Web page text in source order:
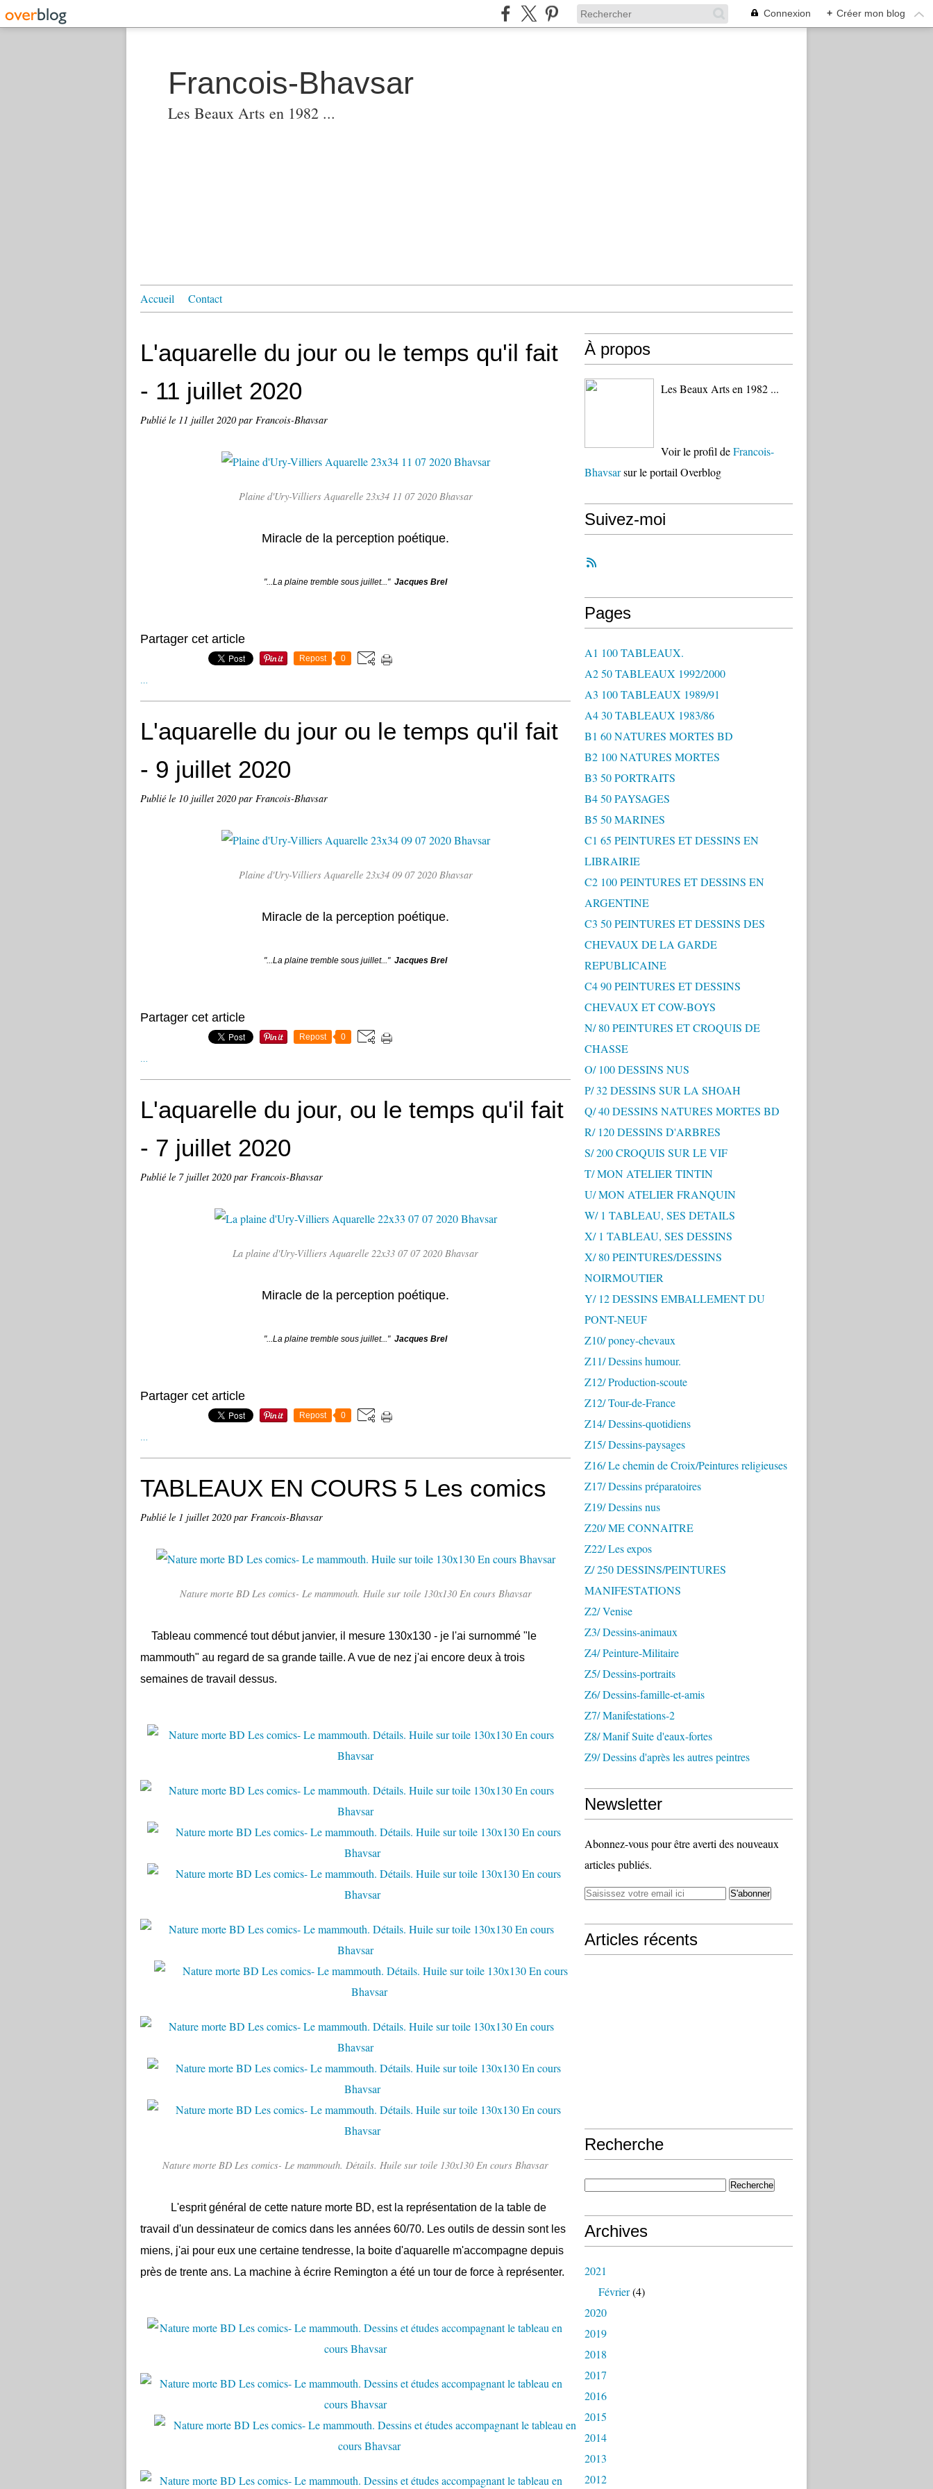
Connexion + Créer mon blog
Francois-Bhavsar
Les Beaux Arts en 1982 ...
Accueil Contact
L'aquarelle du jour ou le temps qu'il fait
- 11 juillet 2020
Publié le 11 juillet 2020par Francois-Bhavsar
Plaine d'Ury-Villiers Aquarelle 23x34 11 07 2020 Bhavsar
Miracle de la perception poétique.
"...La plaine tremble sous juillet..." Jacques Brel
Partager cet article
Repost 0
…
L'aquarelle du jour ou le temps qu'il fait
- 9 juillet 2020
Publié le 10 juillet 2020par Francois-Bhavsar
Plaine d'Ury-Villiers Aquarelle 23x34 09 07 2020 Bhavsar
Miracle de la perception poétique.
"...La plaine tremble sous juillet..." Jacques Brel
Partager cet article
Repost 0
…
L'aquarelle du jour, ou le temps qu'il fait
- 7 juillet 2020
Publié le 7 juillet 2020par Francois-Bhavsar
La plaine d'Ury-Villiers Aquarelle 22x33 07 07 2020 Bhavsar
Miracle de la perception poétique.
"...La plaine tremble sous juillet..." Jacques Brel
Partager cet article
Repost 0
…
TABLEAUX EN COURS 5 Les comics
Publié le 1 juillet 2020par Francois-Bhavsar
Nature morte BD Les comics- Le mammouth. Huile sur toile 130x130 En cours Bhavsar
Tableau commencé tout début janvier, il mesure 130x130 - je l'ai surnommé "le
mammouth" au regard de sa grande taille. A vue de nez j'ai encore deux à trois
semaines de travail dessus.
Nature morte BD Les comics- Le mammouth. Détails. Huile sur toile 130x130 En cours Bhavsar
L'esprit général de cette nature morte BD, est la représentation de la table de
travail d'un dessinateur de comics dans les années 60/70. Les outils de dessin sont les
miens, j'ai pour eux une certaine tendresse, la boite d'aquarelle m'accompagne depuis
près de trente ans. La machine à écrire Remington a été un tour de force à représenter.
À propos
Les Beaux Arts en 1982 ...
Voir le profil deFrancois-
Bhavsarsur le portail Overblog
Suivez-moi
Pages
A1 100 TABLEAUX.
A2 50 TABLEAUX 1992/2000
A3 100 TABLEAUX 1989/91
A4 30 TABLEAUX 1983/86
B1 60 NATURES MORTES BD
B2 100 NATURES MORTES
B3 50 PORTRAITS
B4 50 PAYSAGES
B5 50 MARINES
C1 65 PEINTURES ET DESSINS EN
LIBRAIRIE
C2 100 PEINTURES ET DESSINS EN
ARGENTINE
C3 50 PEINTURES ET DESSINS DES
CHEVAUX DE LA GARDE
REPUBLICAINE
C4 90 PEINTURES ET DESSINS
CHEVAUX ET COW-BOYS
N/ 80 PEINTURES ET CROQUIS DE
CHASSE
O/ 100 DESSINS NUS
P/ 32 DESSINS SUR LA SHOAH
Q/ 40 DESSINS NATURES MORTES BD
R/ 120 DESSINS D'ARBRES
S/ 200 CROQUIS SUR LE VIF
T/ MON ATELIER TINTIN
U/ MON ATELIER FRANQUIN
W/ 1 TABLEAU, SES DETAILS
X/ 1 TABLEAU, SES DESSINS
X/ 80 PEINTURES/DESSINS
NOIRMOUTIER
Y/ 12 DESSINS EMBALLEMENT DU
PONT-NEUF
Z10/ poney-chevaux
Z11/ Dessins humour.
Z12/ Production-scoute
Z12/ Tour-de-France
Z14/ Dessins-quotidiens
Z15/ Dessins-paysages
Z16/ Le chemin de Croix/Peintures religieuses
Z17/ Dessins préparatoires
Z19/ Dessins nus
Z20/ ME CONNAITRE
Z22/ Les expos
Z/ 250 DESSINS/PEINTURES
MANIFESTATIONS
Z2/ Venise
Z3/ Dessins-animaux
Z4/ Peinture-Militaire
Z5/ Dessins-portraits
Z6/ Dessins-famille-et-amis
Z7/ Manifestations-2
Z8/ Manif Suite d'eaux-fortes
Z9/ Dessins d'après les autres peintres
Newsletter
Abonnez-vous pour être averti des nouveaux
articles publiés.
Articles récents
Recherche
Archives
2021
Février(4)
2020
2019
2018
2017
2016
2015
2014
2013
2012